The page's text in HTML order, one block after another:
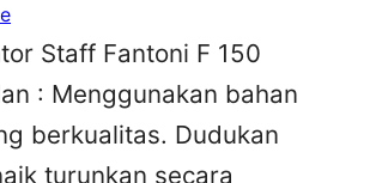
Staff Fantoni F 150
: Menggunakan bahan
berkualitas. Dudukan
turunkan secara